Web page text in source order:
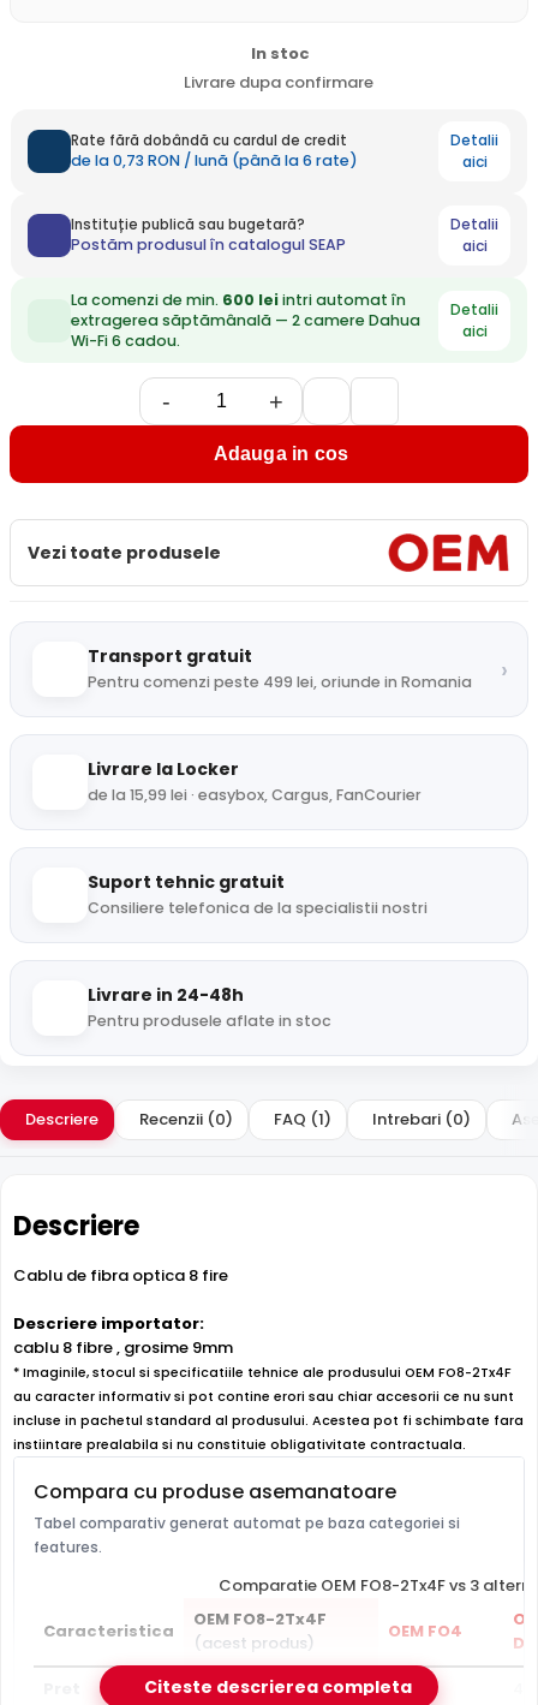
In stoc
Livrare dupa confirmare
Rate fără dobândă cu cardul de credit
de la 0,73 RON / lună (până la 6 rate)
Detalii
aici
Instituție publică sau bugetară?
Postăm produsul în catalogul SEAP
Detalii
aici
La comenzi de min. 600 leiintri automat în
extragerea săptămânală — 2 camere Dahua
Wi-Fi 6 cadou.
Detalii
aici
- +
Adauga in cos
Vezi toate produsele
Transport gratuit
Pentru comenzi peste 499 lei, oriunde in Romania ›
Livrare la Locker
de la 15,99 lei · easybox, Cargus, FanCourier
Suport tehnic gratuit
Consiliere telefonica de la specialistii nostri
Livrare in 24-48h
Pentru produsele aflate in stoc
Descriere Recenzii (0) FAQ (1) Intrebari (0)
Descriere
Cablu de fibra optica 8 fire
Descriere importator:
cablu 8 fibre , grosime 9mm
* Imaginile, stocul si specificatiile tehnice ale produsului OEM FO8-2Tx4F
au caracter informativ si pot contine erori sau chiar accesorii ce nu sunt
incluse in pachetul standard al produsului. Acestea pot fi schimbate fara
instiintare prealabila si nu constituie obligativitate contractuala.
Compara cu produse asemanatoare
Tabel comparativ generat automat pe baza categoriei si
features.
Comparatie OEM FO8-2Tx4F vs 3
Caracteristica
OEM FO8-2Tx4F
(acest produs)
OEM FO4
4 lei 3 lei
Citeste descrierea completa